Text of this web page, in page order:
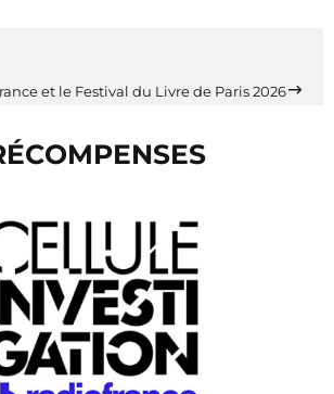
et le Festival du Livre de Paris 2026